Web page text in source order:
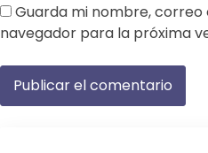
Guarda mi nombre,
navegador para la próxima